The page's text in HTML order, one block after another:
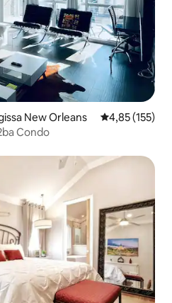
New Orleans
4,85 (155)
Condo